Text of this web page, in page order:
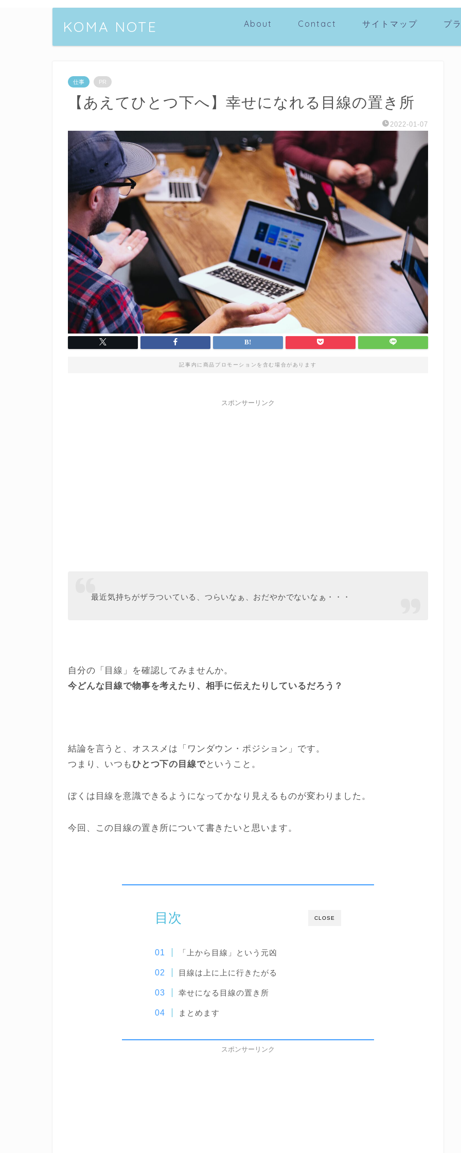
KOMA NOTE About Contact サイトマップ プ
仕事 PR
【あえてひとつ下へ】幸せになれる目線の置き所
2022-01-07
記事内に商品プロモーションを含む場合があります
スポンサーリンク
最近気持ちがザラついている、つらいなぁ、おだやかでないなぁ・・・
自分の「目線」を確認してみませんか。
今どんな目線で物事を考えたり、相手に伝えたりしているだろう？
結論を言うと、オススメは「ワンダウン・ポジション」です。
つまり、いつもひとつ下の目線でということ。
ぼくは目線を意識できるようになってかなり見えるものが変わりました。
今回、この目線の置き所について書きたいと思います。
CLOSE
目次
「上から目線」という元凶
目線は上に上に行きたがる
幸せになる目線の置き所
まとめます
スポンサーリンク